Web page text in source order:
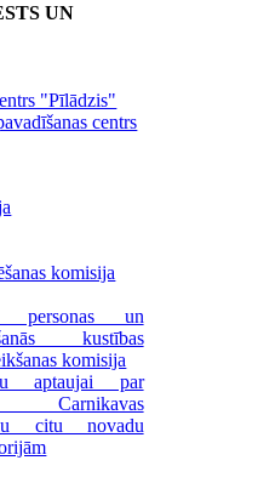
UN
"Pīlādzis"
centrs
komisija
personas un
kustības
komisija
aptaujai par
citu novadu